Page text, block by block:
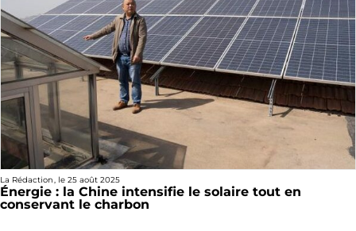
La Rédaction, le 25 août 2025
Énergie : la Chine intensifie le solaire tout en
conservant le charbon